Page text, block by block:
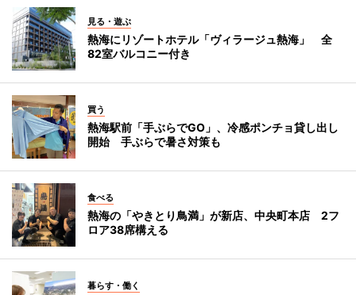
見る・遊ぶ
熱海にリゾートホテル「ヴィラージュ熱海」 全
82室バルコニー付き
買う
熱海駅前「手ぶらでGO」、冷感ポンチョ貸し出し
開始 手ぶらで暑さ対策も
食べる
熱海の「やきとり鳥満」が新店、中央町本店 2フ
ロア38席構える
暮らす・働く